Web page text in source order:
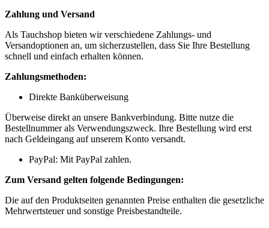
Zahlung und Versand
Als Tauchshop bieten wir verschiedene Zahlungs- und
Versandoptionen an, um sicherzustellen, dass Sie Ihre Bestellung
schnell und einfach erhalten können.
Zahlungsmethoden:
Direkte Banküberweisung
Überweise direkt an unsere Bankverbindung. Bitte nutze die
Bestellnummer als Verwendungszweck. Ihre Bestellung wird erst
nach Geldeingang auf unserem Konto versandt.
PayPal: Mit PayPal zahlen.
Zum Versand gelten folgende Bedingungen:
Die auf den Produktseiten genannten Preise enthalten die gesetzliche
Mehrwertsteuer und sonstige Preisbestandteile.